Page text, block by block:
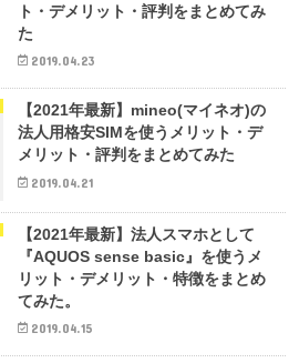
ト・デメリット・評判をまとめてみ
た
2019.04.23
【2021年最新】mineo(マイネオ)の
法人用格安SIMを使うメリット・デ
メリット・評判をまとめてみた
2019.04.21
【2021年最新】法人スマホとして
『AQUOS sense basic』を使うメ
リット・デメリット・特徴をまとめ
てみた。
2019.04.15